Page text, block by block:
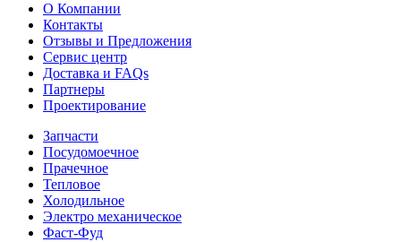
О Компании
Контакты
Отзывы и Предложения
Сервис центр
Доставка и FAQs
Партнеры
Проектирование
Запчасти
Посудомоечное
Прачечное
Тепловое
Холодильное
Электро механическое
Фаст-Фуд